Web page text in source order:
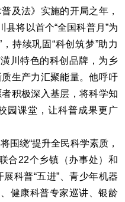
及法》实施的开局之年，
县将以首个“全国科普月”为
持续巩固“科创筑梦”助力
川特色的科创品牌，为乡
生产力汇聚能量。他呼吁
积极深入基层，将科学知
园课堂，让科普成果更广
绕“提升全民科学素质，
合22个乡镇（办事处）和
科普“五进”、青少年机器
健康科普专家巡讲、银龄